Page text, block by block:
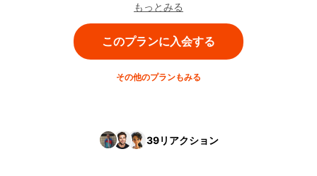
もっとみる
このプランに入会する
その他のプランもみる
39リアクション